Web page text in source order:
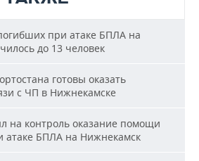
при атаке БПЛА на
до 13 человек
готовы оказать
с ЧП в Нижнекамске
на контроль оказание помощи
атаке БПЛА на Нижнекамск